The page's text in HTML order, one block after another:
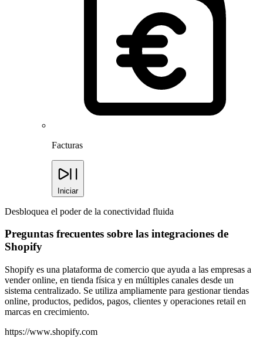
Facturas
Iniciar
Desbloquea el poder de la conectividad fluida
Preguntas frecuentes sobre las integraciones de
Shopify
Shopify es una plataforma de comercio que ayuda a las empresas a
vender online, en tienda física y en múltiples canales desde un
sistema centralizado. Se utiliza ampliamente para gestionar tiendas
online, productos, pedidos, pagos, clientes y operaciones retail en
marcas en crecimiento.
https://www.shopify.com